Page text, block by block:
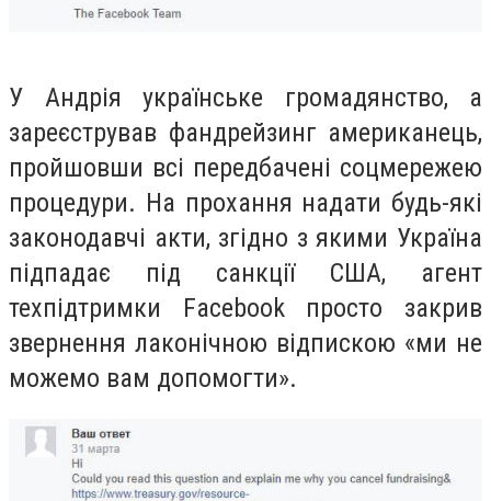
У Андрія українське громадянство, а
зареєстрував фандрейзинг американець,
пройшовши всі передбачені соцмережею
процедури. На прохання надати будь-які
законодавчі акти, згідно з якими Україна
підпадає під санкції США, агент
техпідтримки Facebook просто закрив
звернення лаконічною відпискою «ми не
можемо вам допомогти».